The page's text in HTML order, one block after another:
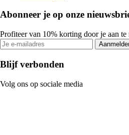
Abonneer je op onze
Profiteer van 10% korting door je aan
Blijf verbonden
Volg ons op sociale media